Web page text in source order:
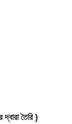
দ্বারা তৈরি )